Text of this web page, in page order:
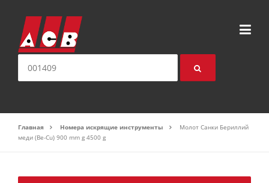
Главная Номера искрящие инструменты
Молот Санки Бериллий
меди (Be-Cu) 900 mm g 4500 g